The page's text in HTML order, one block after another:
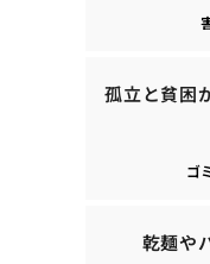
孤立と貧困
ゴ
乾麺や